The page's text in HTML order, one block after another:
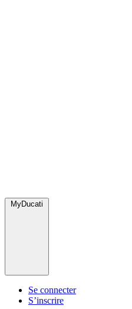
MyDucati
Se connecter
S’inscrire